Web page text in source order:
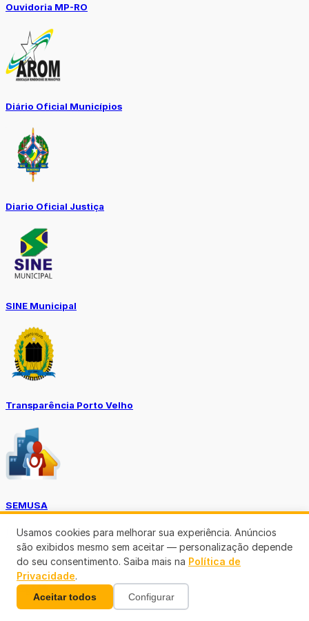
Ouvidoria MP-RO
Diário Oficial Municípios
Diario Oficial Justiça
SINE Municipal
Transparência Porto Velho
SEMUSA
(69)3901-3176
Usamos cookies para melhorar sua experiência. Anúncios
são exibidos mesmo sem aceitar — personalização depende
do seu consentimento. Saiba mais na Política de
Privacidade.
Aceitar todos Configurar